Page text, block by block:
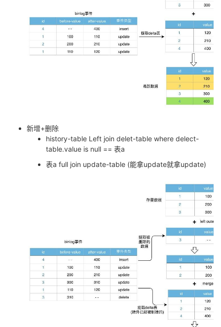
新增+删除
history-table Left join delet-table where delect-
table.value is null == 表a
表a full join update-table (能拿update就拿update)